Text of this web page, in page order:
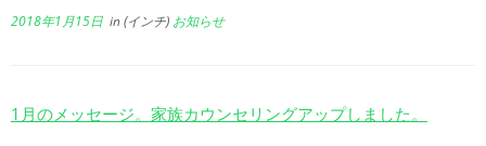
へ
プ
2018年1月15日 in (インチ) お知らせ
1月のメッセージ。家族カウンセリングアップしました。